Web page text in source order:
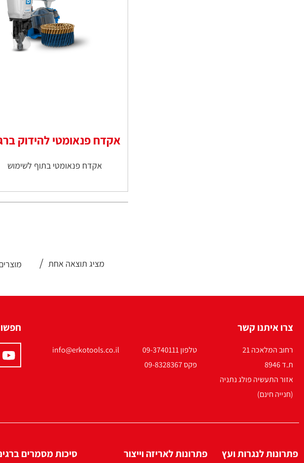
אקדח פנאומטי להידוק
אקדח פנאומטי בתוף לשימוש
מציג תוצאה אחת
צרו איתנו קשר
רחוב המלאכה 21
ת.ד 8946
אזור התעשיה פולג נתניה
(חנייה חינם)
טלפון 09-3740111
פקס 09-8328367
info@erkotools.co.il
פתרונות לנגרות ועץ פתרונות לאריזה וייצור סיכות מסמרים